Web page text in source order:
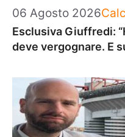
06 Agosto 2026
Esclusiva Giuffredi:
deve vergognare. E